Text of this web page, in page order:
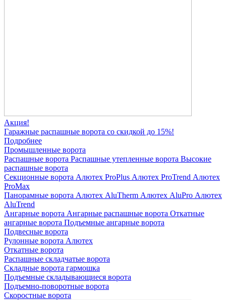
Акция!
Гаражные распашные ворота со скидкой до 15%!
Подробнее
Промышленные ворота
Распашные ворота Распашные утепленные ворота Высокие
распашные ворота
Секционные ворота Алютех ProPlus Алютех ProTrend Алютех
ProMax
Панорамные ворота Алютех AluTherm Алютех AluPro Алютех
AluTrend
Ангарные ворота Ангарные распашные ворота Откатные
ангарные ворота Подъемные ангарные ворота
Подвесные ворота
Рулонные ворота Алютех
Откатные ворота
Распашные складчатые ворота
Складные ворота гармошка
Подъемные складывающиеся ворота
Подъемно-поворотные ворота
Скоростные ворота